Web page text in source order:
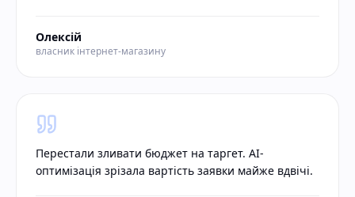
Олексій
власник інтернет-магазину
Перестали зливати бюджет на таргет. AI-
оптимізація зрізала вартість заявки майже вдвічі.